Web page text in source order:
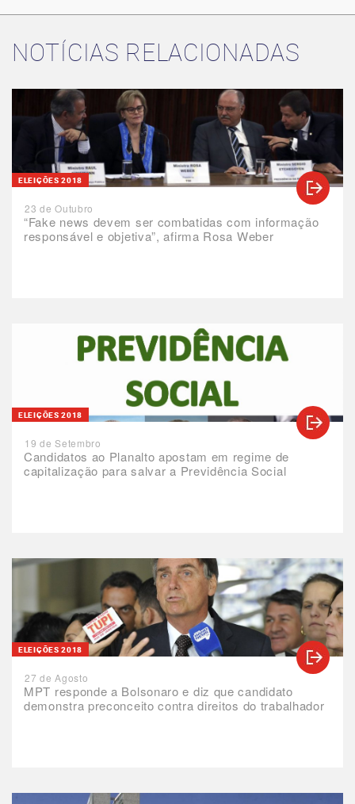
NOTÍCIAS RELACIONADAS
“Fake news devem ser combatidas com informação
responsável e objetiva”, afirma Rosa Weber
ELEIÇÕES 2018
23 de Outubro
Candidatos ao Planalto apostam em regime de
capitalização para salvar a Previdência Social
ELEIÇÕES 2018
19 de Setembro
MPT responde a Bolsonaro e diz que candidato
demonstra preconceito contra direitos do trabalhador
ELEIÇÕES 2018
27 de Agosto